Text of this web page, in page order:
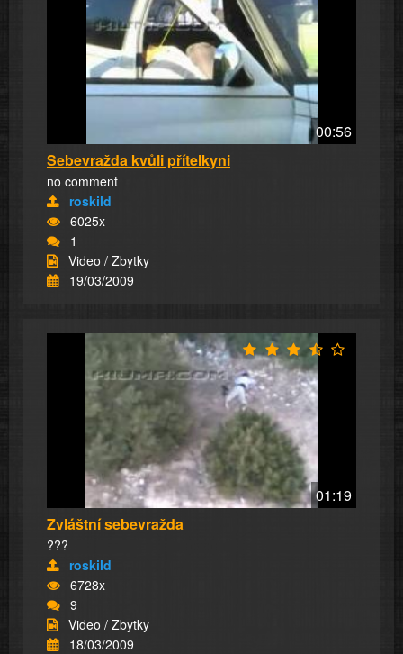
00:56
Sebevražda kvůli přítelkyni
no comment
roskild
6025x
1
Video / Zbytky
19/03/2009
01:19
Zvláštní sebevražda
???
roskild
6728x
9
Video / Zbytky
18/03/2009